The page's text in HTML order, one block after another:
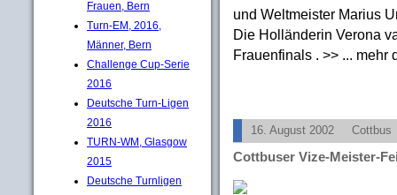
Frauen, Bern
Turn-EM, 2016,
Männer, Bern
Challenge Cup-Serie
2016
Deutsche Turn-Ligen
2016
TURN-WM, Glasgow
2015
Deutsche Turnligen
und Weltmeister Marius
Die Holländerin Verona
Frauenfinals . >> ... mehr
16. August 2002 Cottbus
Cottbuser Vize-Meister-